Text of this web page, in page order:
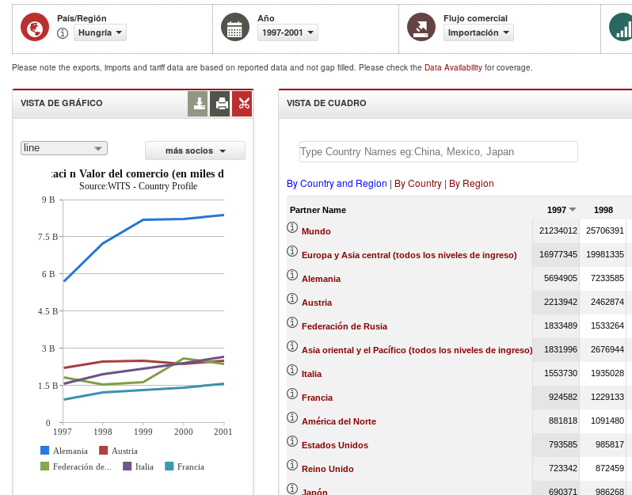
País/Región
Hungría
Año
1997-2001
Flujo comercial
Importación
Please note the exports, imports and tariff data are based on reported data and not gap filled. Please check the Data Availability for coverage.
VISTA DE GRÁFICO
line
más socios
importaci n Valor del comercio (en miles de US$)
Source:WITS - Country Profile
1997 1998 1999 2000
2001
Alemania
Austria
Federación de...
Italia Francia
9 B
7.5 B
6 B
4.5 B
3 B
1.5 B
0
VISTA DE CUADRO
By Country and Region | By Country | By Region
Partner Name 1997 1998
Mundo 21234012 25706391
Europa y Asia central (todos los niveles de ingreso) 16977345 19981335
Alemania 5694905 7233585
Austria 2213942 2462874
Federación de Rusia 1833489 1533264
Asia oriental y el Pacífico (todos los niveles de ingreso) 1831996 2676944
Italia 1553730 1935028
Francia 924582 1229133
América del Norte 881818 1091480
Estados Unidos 793585 985817
Reino Unido 723342 872459
Japón 690371 986268